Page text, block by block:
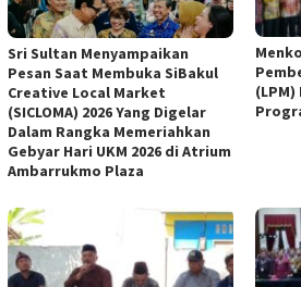
Sri Sultan Menyampaikan
Pesan Saat Membuka SiBakul
Creative Local Market
(SICLOMA) 2026 Yang Digelar
Dalam Rangka Memeriahkan
Gebyar Hari UKM 2026 di Atrium
Ambarrukmo Plaza